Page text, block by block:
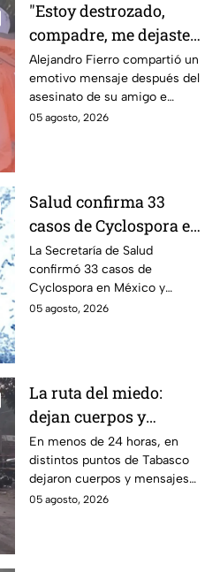
"Estoy destrozado,
compadre, me dejaste":
Así reaccionó
Alejandro Fierro al
asesinato del
influencer César
Alejandro Fierro compartió un
emotivo mensaje después del
asesinato de su amigo e
influencer César Gastélum;
05 agosto, 2026
Salud confirma 33
casos de Cyclospora en
México: ¿en qué estado
se reportan los brotes
de diarrea explosiva?
La Secretaría de Salud
confirmó 33 casos de
Cyclospora en México y
mantiene investigaciones en
05 agosto, 2026
La ruta del miedo:
dejan cuerpos y
mensajes criminales
en carreteras de
Tabasco en un solo día
En menos de 24 horas, en
distintos puntos de Tabasco
dejaron cuerpos y mensajes
criminales en varias carreteras
05 agosto, 2026